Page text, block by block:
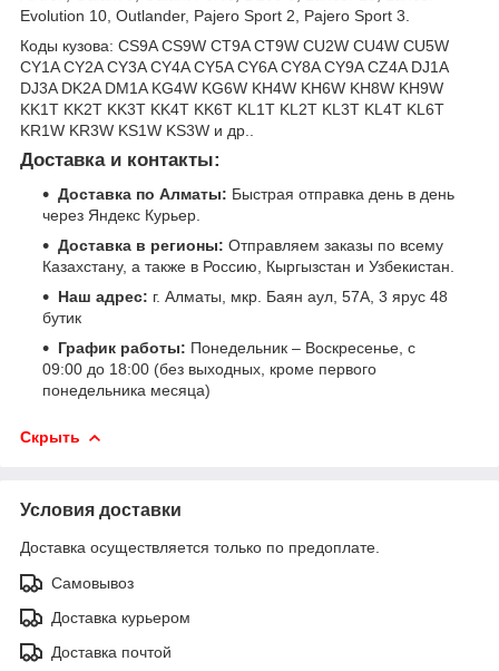
Evolution 10, Outlander, Pajero Sport 2, Pajero Sport 3.
Коды кузова: CS9A CS9W CT9A CT9W CU2W CU4W CU5W
CY1A CY2A CY3A CY4A CY5A CY6A CY8A CY9A CZ4A DJ1A
DJ3A DK2A DM1A KG4W KG6W KH4W KH6W KH8W KH9W
KK1T KK2T KK3T KK4T KK6T KL1T KL2T KL3T KL4T KL6T
KR1W KR3W KS1W KS3W и др..
Доставка и контакты:
Доставка по Алматы: Быстрая отправка день в день
через Яндекс Курьер.
Доставка в регионы: Отправляем заказы по всему
Казахстану, а также в Россию, Кыргызстан и Узбекистан.
Наш адрес: г. Алматы, мкр. Баян аул, 57А, 3 ярус 48
бутик
График работы: Понедельник – Воскресенье, с
09:00 до 18:00 (без выходных, кроме первого
понедельника месяца)
Скрыть
Условия доставки
Доставка осуществляется только по предоплате.
Самовывоз
Доставка курьером
Доставка почтой